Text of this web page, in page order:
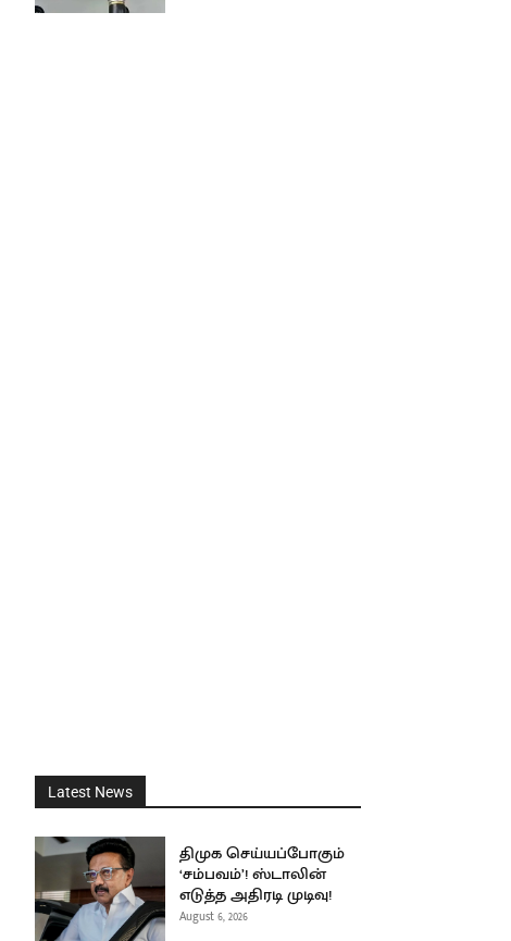
Latest News
திமுக செய்யப்போகும்
‘சம்பவம்’! ஸ்டாலின்
எடுத்த அதிரடி முடிவு!
August 6, 2026